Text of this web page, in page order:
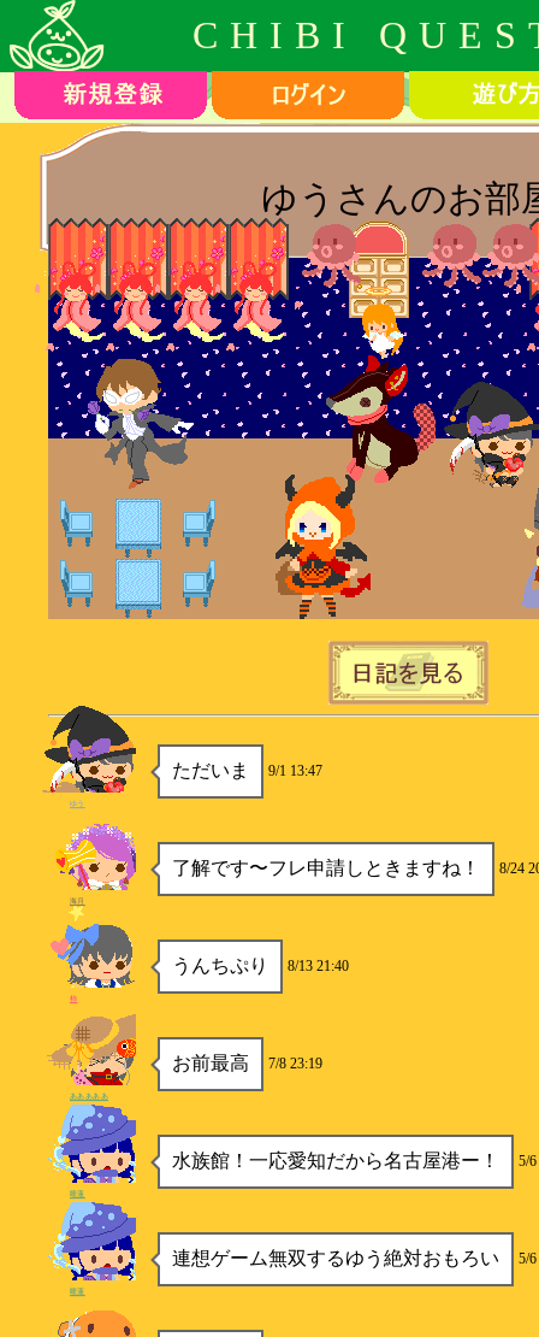
CHIBI
ゆうさんのお部
ただいま 9/1 13:47
ゆう
了解です〜フレ申請しときますね！ 8/24
海月
うんちぷり 8/13 21:40
柿
お前最高 7/8 23:19
あああああ
水族館！一応愛知だから名古屋港ー！ 5/
睡蓮
連想ゲーム無双するゆう絶対おもろい 5/
睡蓮